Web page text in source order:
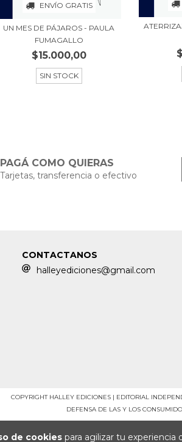
de cookies para agilizar tu experiencia
ENVÍO GRATIS
UN MES DE PÁJAROS - PAULA
FUMAGALLO
$15.000,00
SIN STOCK
PAGÁ COMO QUIERAS
Tarjetas, transferencia o efectivo
CONTACTANOS
halleyediciones@gmail.com
COPYRIGHT HALLEY EDICIONES | EDITORIAL
DEFENSA DE LAS Y LOS